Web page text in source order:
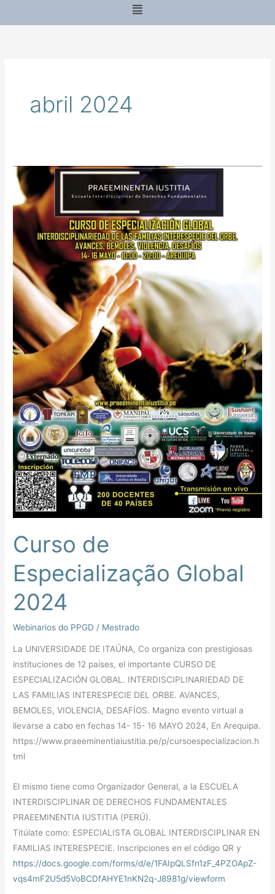
Menu
abril 2024
Curso de
Especialização Global
2024
Webinarios do PPGD / Mestrado
La UNIVERSIDADE DE ITAÚNA, Co organiza con prestigiosas
instituciones de 12 países, el importante CURSO DE
ESPECIALIZACIÓN GLOBAL. INTERDISCIPLINARIEDAD DE
LAS FAMILIAS INTERESPECIE DEL ORBE. AVANCES,
BEMOLES, VIOLENCIA, DESAFÍOS. Magno evento virtual a
llevarse a cabo en fechas 14- 15- 16 MAYO 2024, En Arequipa.
https://www.praeeminentiaiustitia.pe/p/cursoespecializacion.h
tml
El mismo tiene como Organizador General, a la ESCUELA
INTERDISCIPLINAR DE DERECHOS FUNDAMENTALES
PRAEEMINENTIA IUSTITIA (PERÚ).
Titúlate como: ESPECIALISTA GLOBAL INTERDISCIPLINAR EN
FAMILIAS INTERESPECIE. Inscripciones en el código QR y
https://docs.google.com/forms/d/e/1FAIpQLSfn1zF_4PZOApZ-
vqs4mF2U5d5VoBCDfAHYE1nKN2q-J8981g/viewform
Curso
de
Especialização
Global
2024